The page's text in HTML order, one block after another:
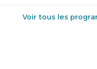
Voir tous les